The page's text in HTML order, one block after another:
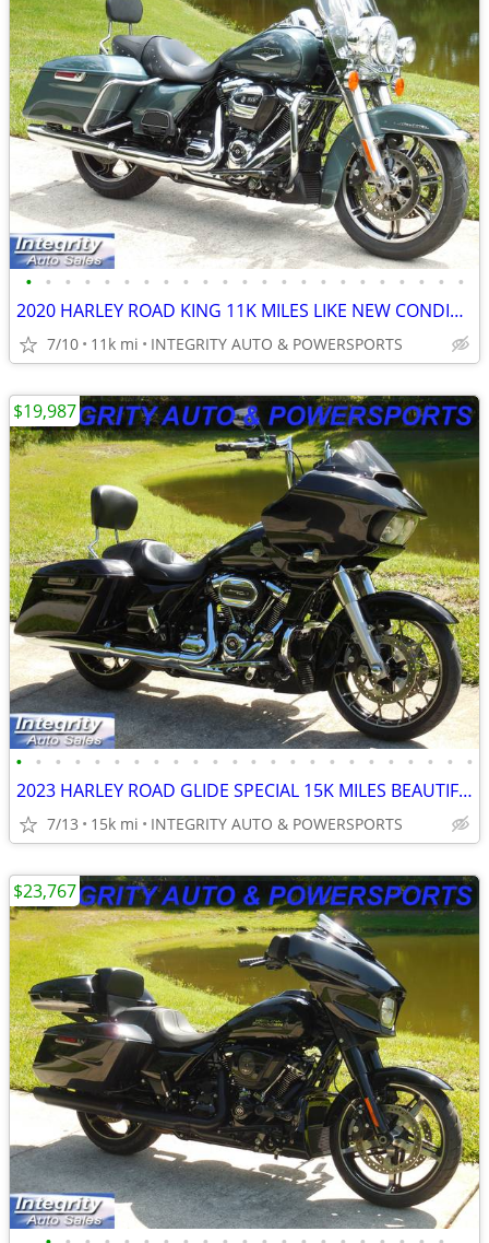
• • • • • • • • • • • • • • • • • • • • • • •
2020 HARLEY ROAD KING 11K MILES LIKE NEW CONDITION NEW TIRES NO BS FEE
7/10 11k mi INTEGRITY AUTO & POWERSPORTS
• • • • • • • • • • • • • • • • • • • • • • • •
2023 HARLEY ROAD GLIDE SPECIAL 15K MILES BEAUTIFUL BIKE NO BS FEES
7/13 15k mi INTEGRITY AUTO & POWERSPORTS
$19,987
$23,767